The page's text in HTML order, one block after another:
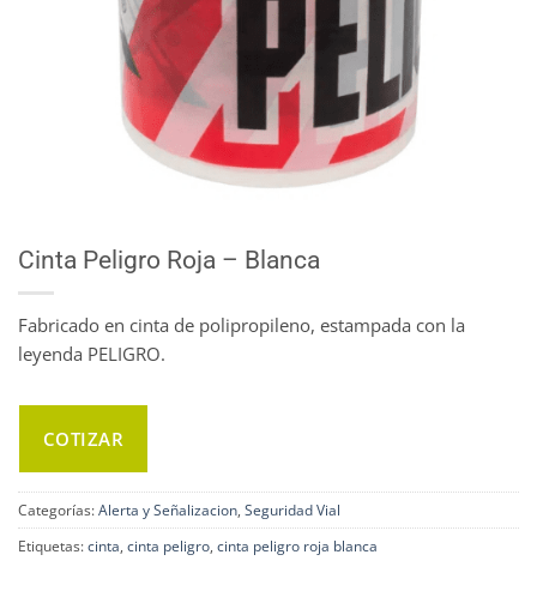
Cinta Peligro Roja – Blanca
Fabricado en cinta de polipropileno, estampada con la
leyenda PELIGRO.
COTIZAR
Categorías:Alerta y Señalizacion, Seguridad Vial
Etiquetas:cinta, cinta peligro, cinta peligro roja blanca